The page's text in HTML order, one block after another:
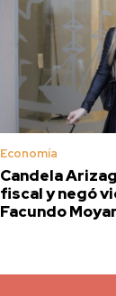
Economía
Candela
fiscal y negó
Facundo